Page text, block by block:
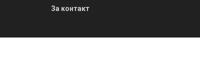
За контакт